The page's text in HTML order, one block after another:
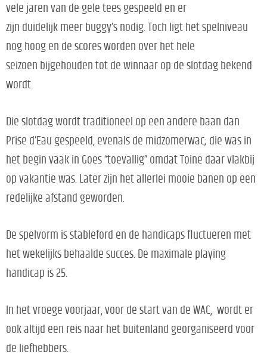
vele jaren van de gele tees gespeeld en er
zijn duidelijk meer buggy’s nodig. Toch ligt het spelniveau
nog hoog en de scores worden over het hele
seizoen bijgehouden tot de winnaar op de slotdag bekend
wordt.
Die slotdag wordt traditioneel op een andere baan dan
Prise d’Eau gespeeld, evenals de midzomerwac; die was in
het begin vaak in Goes “toevallig” omdat Toine daar vlakbij
op vakantie was. Later zijn het allerlei mooie banen op een
redelijke afstand geworden.
De spelvorm is stableford en de handicaps fluctueren met
het wekelijks behaalde succes. De maximale playing
handicap is 25.
In het vroege voorjaar, voor de start van de WAC, wordt er
ook altijd een reis naar het buitenland georganiseerd voor
de liefhebbers.